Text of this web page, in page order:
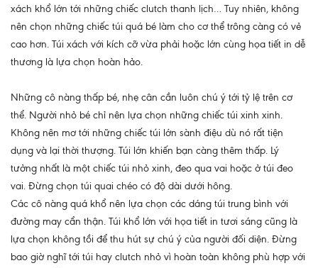
xách khổ lớn tới những chiếc clutch thanh lịch… Tuy nhiên, không
nên chọn những chiếc túi quá bé làm cho cơ thể trông càng có vẻ
cao hơn. Túi xách với kích cỡ vừa phải hoặc lớn cùng họa tiết in dễ
thương là lựa chọn hoàn hảo.
Những cô nàng thấp bé, nhẹ cân cần luôn chú ý tới tỷ lệ trên cơ
thể. Người nhỏ bé chỉ nên lựa chọn những chiếc túi xinh xinh.
Không nên mơ tới những chiếc túi lớn sành điệu dù nó rất tiện
dụng và lại thời thượng. Túi lớn khiến bạn càng thêm thấp. Lý
tưởng nhất là một chiếc túi nhỏ xinh, đeo qua vai hoặc ở túi đeo
vai. Đừng chọn túi quai chéo có độ dài dưới hông.
Các cô nàng quá khổ nên lựa chọn các dáng túi trung bình với
đường may cẩn thận. Túi khổ lớn với họa tiết in tươi sáng cũng là
lựa chọn không tồi để thu hút sự chú ý của người đối diện. Đừng
bao giờ nghĩ tới túi hay clutch nhỏ vì hoàn toàn không phù hợp với